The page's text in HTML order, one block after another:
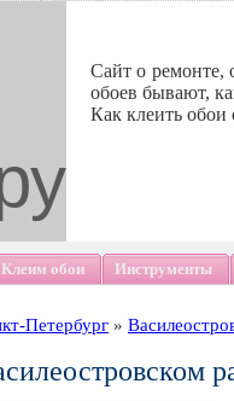
Сайт о ремонте,
обоев бывают,
Как клеить
Клеим обои Инструменты
Петербург »